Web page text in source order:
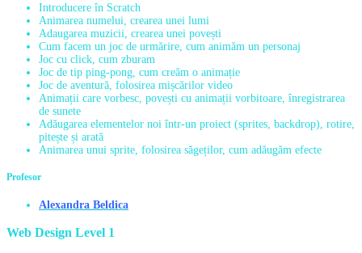
Introducere în Scratch
Animarea numelui, crearea unei lumi
Adaugarea muzicii, crearea unei povești
Cum facem un joc de urmărire, cum animăm un personaj
Joc cu click, cum zburam
Joc de tip ping-pong, cum creăm o animație
Joc de aventură, folosirea mișcărilor video
Animații care vorbesc, povești cu animații vorbitoare, înregistrarea
de sunete
Adăugarea elementelor noi într-un proiect (sprites, backdrop), rotire,
pitește și arată
Animarea unui sprite, folosirea săgeților, cum adăugăm efecte
Profesor
Alexandra Beldica
Web Design Level 1